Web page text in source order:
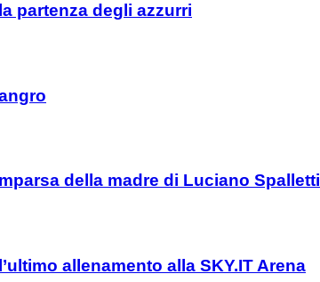
partenza degli azzurri
della madre di Luciano Spalletti
allenamento alla SKY.IT Arena